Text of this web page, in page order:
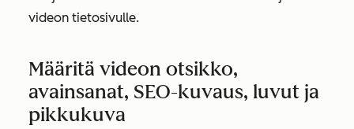
videon tietosivulle.
Määritä videon otsikko,
avainsanat, SEO-kuvaus, luvut ja
pikkukuva